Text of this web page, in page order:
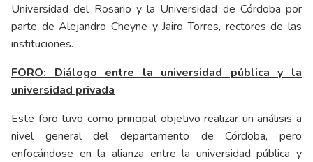
Universidad del Rosario y la Universidad de Córdoba por
parte de Alejandro Cheyne y Jairo Torres, rectores de las
instituciones.
FORO: Diálogo entre la universidad pública y la
universidad privada
Este foro tuvo como principal objetivo realizar un análisis a
nivel general del departamento de Córdoba, pero
enfocándose en la alianza entre la universidad pública y